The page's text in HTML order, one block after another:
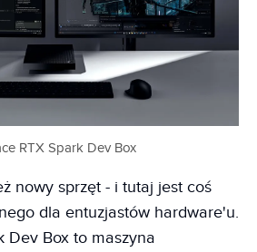
RTX Spark Dev Box
nowy sprzęt - i tutaj jest coś
dla entuzjastów hardware'u.
Dev Box to maszyna